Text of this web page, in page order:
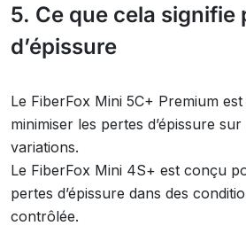
5. Ce que cela signifie
d’épissure
Le FiberFox Mini 5C+ Premium
minimiser les pertes d’épissure
variations.
Le FiberFox Mini 4S+ est conçu
pertes d’épissure dans des
contrôlée.